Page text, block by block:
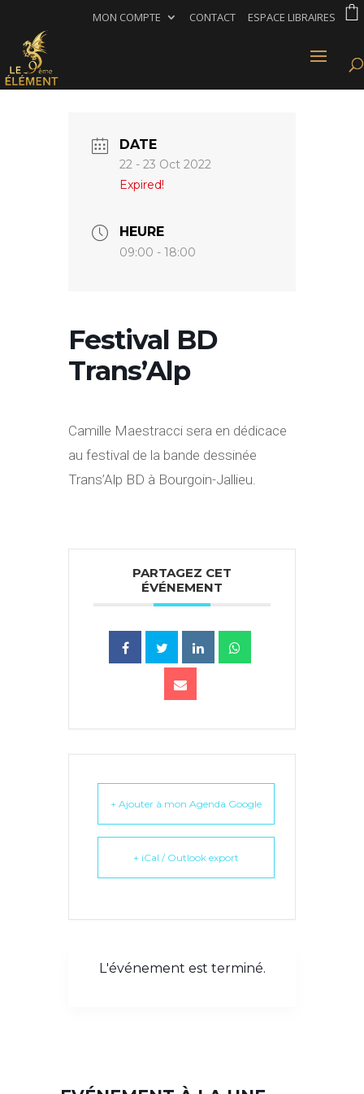
MON COMPTE CONTACT ESPACE LIBRAIRES
DATE
22 - 23 Oct 2022
Expired!
HEURE
09:00 - 18:00
Festival BD
Trans’Alp
Camille Maestracci sera en dédicace
au festival de la bande dessinée
Trans’Alp BD à Bourgoin-Jallieu.
PARTAGEZ CET
ÉVÉNEMENT
+ Ajouter à mon Agenda Google
+ iCal / Outlook export
L'événement est terminé.